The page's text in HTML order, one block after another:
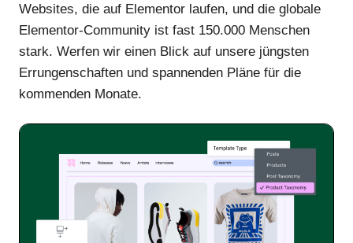
Websites, die auf Elementor laufen, und die globale
Elementor-Community ist fast 150.000 Menschen
stark. Werfen wir einen Blick auf unsere jüngsten
Errungenschaften und spannenden Pläne für die
kommenden Monate.